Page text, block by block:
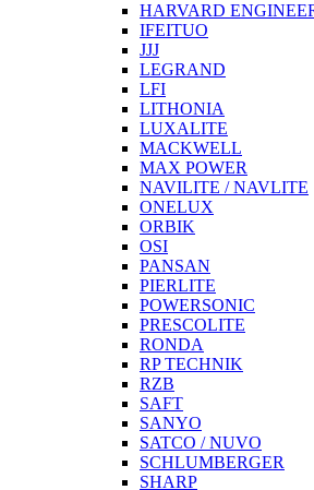
HARVARD
IFEITUO
JJJ
LEGRAND
LFI
LITHONIA
LUXALITE
MACKWELL
MAX POWER
NAVILITE / NAVLITE
ONELUX
ORBIK
OSI
PANSAN
PIERLITE
POWERSONIC
PRESCOLITE
RONDA
RP TECHNIK
RZB
SAFT
SANYO
SATCO / NUVO
SCHLUMBERGER
SHARP